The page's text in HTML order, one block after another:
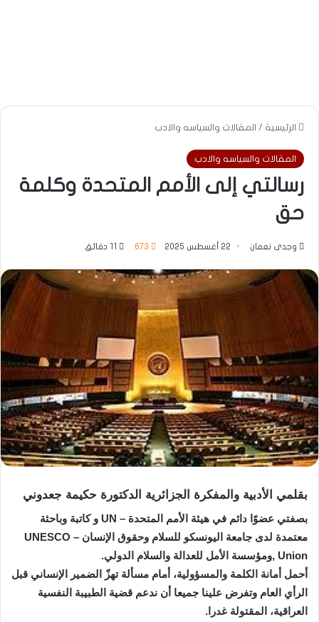
الرئيسية / المقالات والسياسه والادب
المقالات والسياسه والادب
رسالتي إلى الأمم المتحدة وكلمة
حق
وجدى نعمان 22 أغسطس 2025 673
بقلمي الأدبية والمفكرة الجزائرية الدكتورة حكيمة جعدوني
بصفتي عضوًا دائم في هيئة الأمم المتحدة – UN و كاتبة وباحثة
معتمدة لدى جامعة اليونسكو للسلام وحقوق الإنسان – UNESCO
Union ,ومؤسسة الأمل للعدالة والسلام الدولي.
أحمل أمانة الكلمة والمسؤولية، أمام مسألة تهزّ الضمير الإنساني قبل
الرأي العام وتفرض علينا جميعا أن ندعم قضية الطبيبة النفسية
العراقية، المقتولة غدرا.